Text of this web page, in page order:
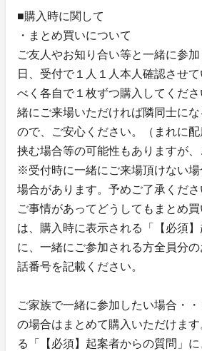
■購入時に関して
・まとめ買いについて
ご友人やお知り合い等と一緒に参
日、受付で１人１人本人確認させ
べく各自で１枚ずつ購入してくだ
緒にご来場いただければ隣同士に
ので、ご安心ください。（まれに
挟む場合等の可能性もありますが、
※受付時に一緒にご来場頂けない場
場合があります。予めご了承くださ
ご事情があってどうしてもまとめ
は、購入時に表示される「【必須】
に、一緒にご参加される方全員分
話番号を記載ください。
ご家族で一緒に参加したい場合・
の場合はまとめて購入いただけま
る「【必須】起案者からの質問」